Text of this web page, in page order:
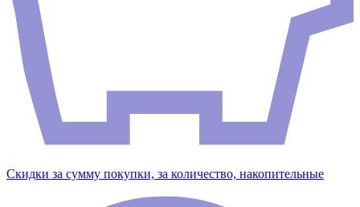
Скидки за сумму покупки, за количество, накопительные